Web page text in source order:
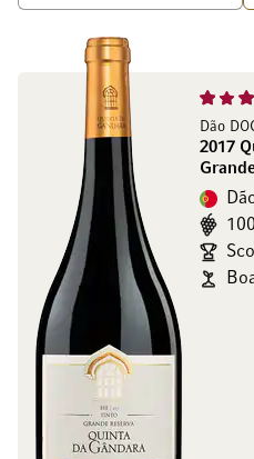
Dão
2017